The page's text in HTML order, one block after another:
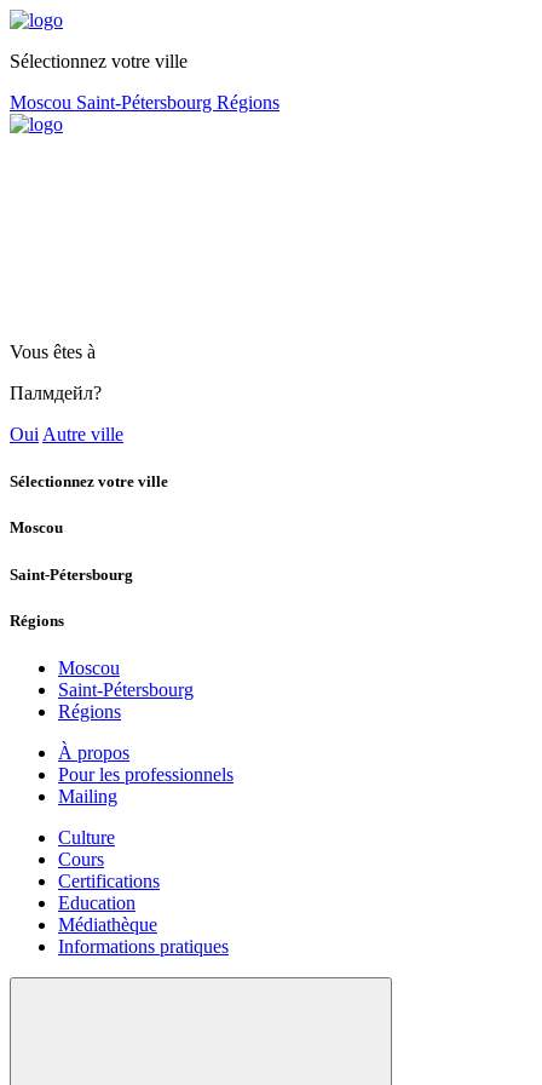
Sélectionnez votre ville
Moscou Saint-Pétersbourg Régions
Vous êtes à
Палмдейл?
Oui Autre ville
Sélectionnez votre ville
Moscou
Saint-Pétersbourg
Régions
Moscou
Saint-Pétersbourg
Régions
À propos
Pour les professionnels
Mailing
Culture
Cours
Certifications
Education
Médiathèque
Informations pratiques